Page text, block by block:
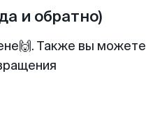
и обратно)
Также вы можете